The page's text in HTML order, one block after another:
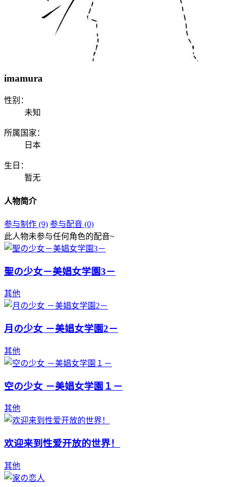
imamura
性别：
未知
所属国家：
日本
生日：
暂无
人物简介
参与制作 (9) 参与配音 (0)
此人物未参与任何角色的配音~
聖の少女－美娼女学園3－
其他
月の少女 －美娼女学園2－
其他
空の少女 －美娼女学園１－
其他
欢迎来到性爱开放的世界！
其他